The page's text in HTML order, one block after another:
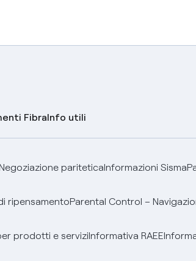
FibraInfo utili
Negoziazione pariteticaInformazioni Sisma
ripensamentoParental Control –
prodotti e serviziInformativa RAEE